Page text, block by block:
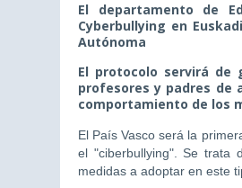
El departamento de
Cyberbullying en
Autónoma
El protocolo servirá de
profesores y padres de
comportamiento de los
El País Vasco será la
el "ciberbullying". Se trata
medidas a adoptar en este